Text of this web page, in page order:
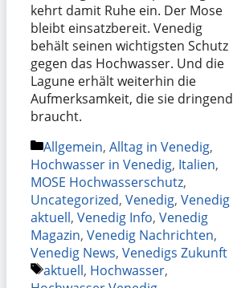
kehrt damit Ruhe ein. Der Mose
bleibt einsatzbereit. Venedig
behält seinen wichtigsten Schutz
gegen das Hochwasser. Und die
Lagune erhält weiterhin die
Aufmerksamkeit, die sie dringend
braucht.
Kategorien
Allgemein, Alltag in Venedig,
Hochwasser in Venedig, Italien,
MOSE Hochwasserschutz,
Uncategorized, Venedig, Venedig
aktuell, Venedig Info, Venedig
Magazin, Venedig Nachrichten,
Venedig News, Venedigs Zukunft
Schlagwörter
aktuell, Hochwasser,